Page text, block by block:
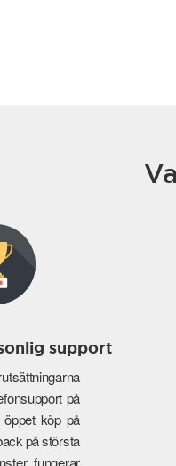
support
på
köp på
på största
fungerar